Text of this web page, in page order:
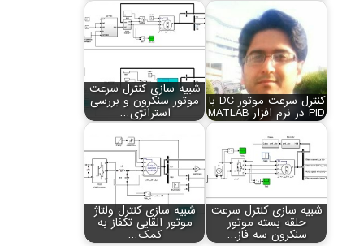
کنترل سرعت موتور DC با
PID در نرم افزار MATLAB
شبیه سازی کنترل سرعت
موتور سنکرون و بررسی
استراتژی…
شبیه سازی کنترل سرعت
حلقه بسته موتور
سنکرون سه فاز…
شبیه سازی کنترل ولتاژ
موتور القایی تکفاز به
کمک…